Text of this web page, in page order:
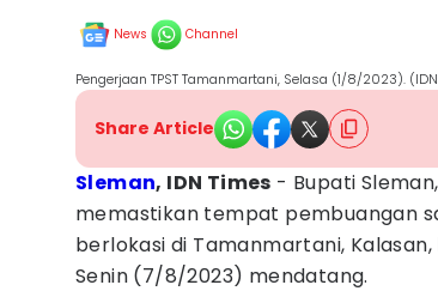
News Channel
Pengerjaan TPST Tamanmartani, Selasa (1/8/2023).
Share Article
Sleman, IDN Times - Bupati
memastikan tempat pembuangan
berlokasi di Tamanmartani,
Senin (7/8/2023) mendatang.